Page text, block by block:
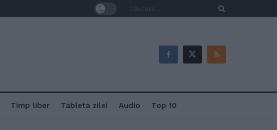
Timp liber Tableta zilei Audio Top 10